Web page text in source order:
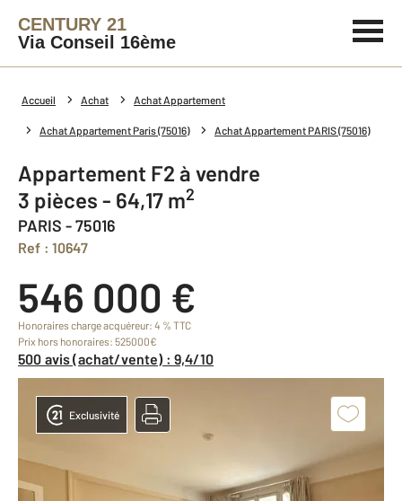
CENTURY 21
Via Conseil 16ème
Accueil Achat Achat Appartement
Achat Appartement Paris (75016) Achat Appartement PARIS (75016)
Appartement F2 à vendre
3 pièces - 64,17 m2
PARIS - 75016
Ref : 10647
546 000 €
Honoraires charge acquéreur: 4 % TTC
Prix hors honoraires: 525000€
500 avis (achat/vente) : 9,4/10
Exclusivité